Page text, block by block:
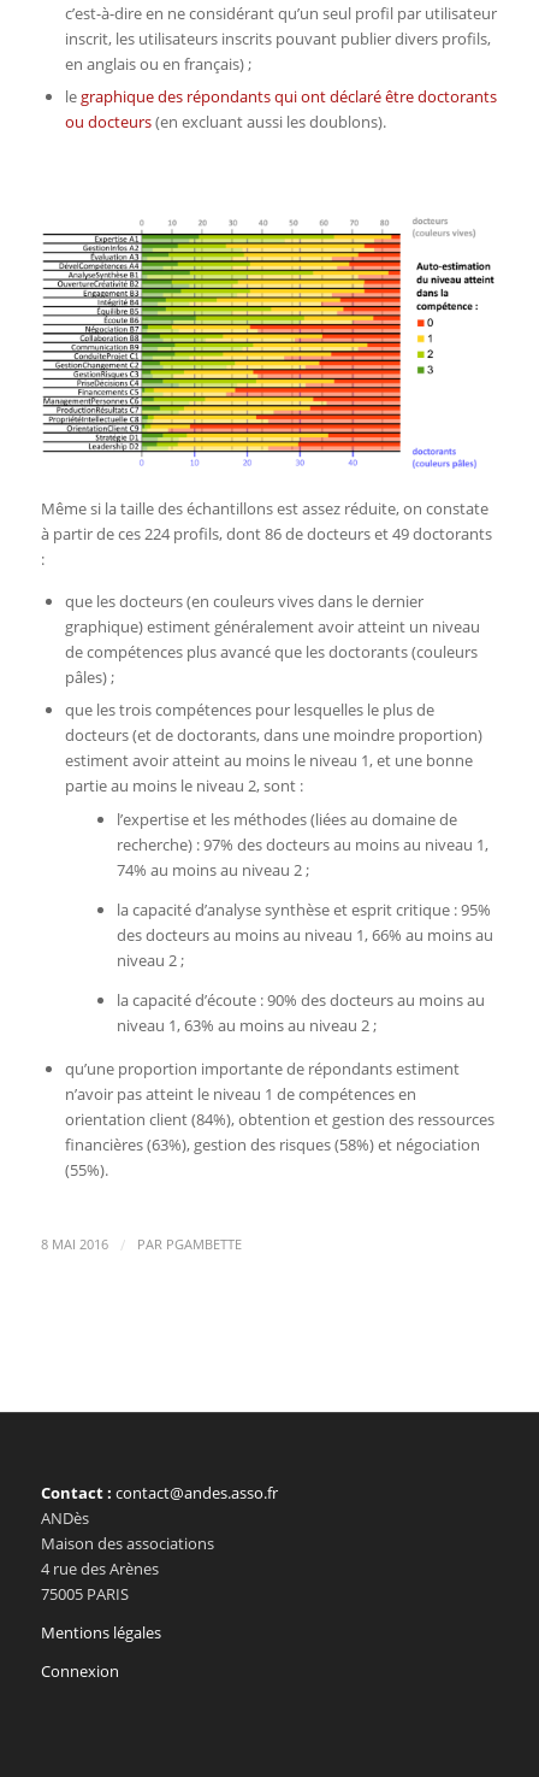
c’est-à-dire en ne considérant qu’un seul profil par utilisateur
inscrit, les utilisateurs inscrits pouvant publier divers profils,
en anglais ou en français) ;
legraphique des répondants qui ont déclaré être doctorants
ou docteurs(en excluant aussi les doublons).
Même si la taille des échantillons est assez réduite, on constate
à partir de ces 224 profils, dont 86 de docteurs et 49 doctorants
:
que les docteurs (en couleurs vives dans le dernier
graphique) estiment généralement avoir atteint un niveau
de compétences plus avancé que les doctorants (couleurs
pâles) ;
que les trois compétences pour lesquelles le plus de
docteurs (et de doctorants, dans une moindre proportion)
estiment avoir atteint au moins le niveau 1, et une bonne
partie au moins le niveau 2, sont :
l’expertise et les méthodes (liées au domaine de
recherche) : 97% des docteurs au moins au niveau 1,
74% au moins au niveau 2 ;
la capacité d’analyse synthèse et esprit critique : 95%
des docteurs au moins au niveau 1, 66% au moins au
niveau 2 ;
la capacité d’écoute : 90% des docteurs au moins au
niveau 1, 63% au moins au niveau 2 ;
qu’une proportion importante de répondants estiment
n’avoir pas atteint le niveau 1 de compétences en
orientation client (84%), obtention et gestion des ressources
financières (63%), gestion des risques (58%) et négociation
(55%).
8 MAI 2016 / PAR PGAMBETTE
Contact : contact@andes.asso.fr
ANDès
Maison des associations
4 rue des Arènes
75005 PARIS
Mentions légales
Connexion